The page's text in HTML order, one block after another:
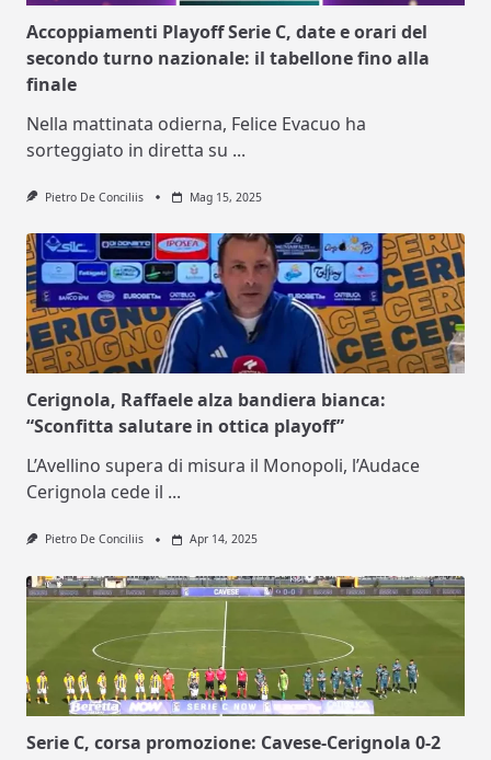
Accoppiamenti Playoff Serie C, date e orari del
secondo turno nazionale: il tabellone fino alla
finale
Nella mattinata odierna, Felice Evacuo ha
sorteggiato in diretta su ...
Pietro De Conciliis Mag 15, 2025
Cerignola, Raffaele alza bandiera bianca:
“Sconfitta salutare in ottica playoff”
L’Avellino supera di misura il Monopoli, l’Audace
Cerignola cede il ...
Pietro De Conciliis Apr 14, 2025
Serie C, corsa promozione: Cavese-Cerignola 0-2